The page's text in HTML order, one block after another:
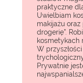
praktyczne
Uwielbiam
makijażu
drogerię”.
kosmetykach
W
Prywatnie